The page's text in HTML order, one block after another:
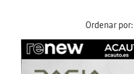
Ordenar por: